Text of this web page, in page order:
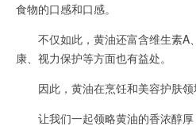
食物的口感和口感。
不仅如此，黄油还富含维生素A
康、视力保护等方面也有益处。
因此，黄油在烹饪和美容护肤领
让我们一起领略黄油的香浓醇厚